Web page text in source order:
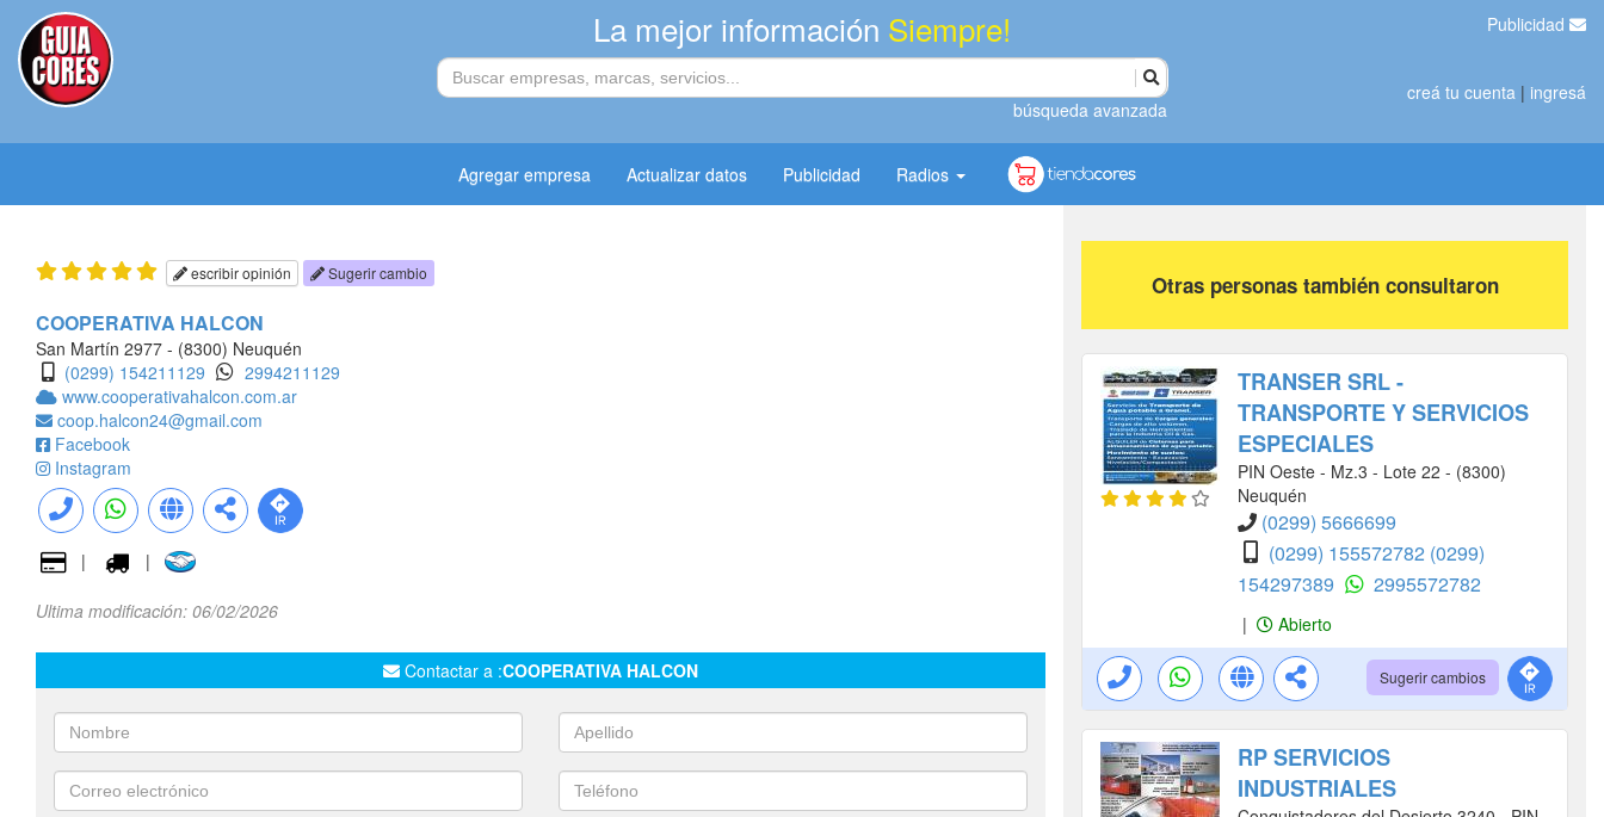
La mejor información Siempre!
búsqueda avanzada
Publicidad
creá tu cuenta | ingresá
Agregar empresa Actualizar datos Publicidad Radios
escribir opinión Sugerir cambio
COOPERATIVA HALCON
San Martín 2977 - (8300) Neuquén
(0299) 154211129
2994211129
www.cooperativahalcon.com.ar
coop.halcon24@gmail.com
Facebook
Instagram
| |
Ultima modificación: 06/02/2026
Contactar a :COOPERATIVA HALCON
Otras personas también consultaron
TRANSER SRL -
TRANSPORTE Y SERVICIOS
ESPECIALES
PIN Oeste - Mz.3 - Lote 22 - (8300)
Neuquén
(0299) 5666699
(0299) 155572782 (0299)
154297389
2995572782
| Abierto
Sugerir cambios
RP SERVICIOS
INDUSTRIALES